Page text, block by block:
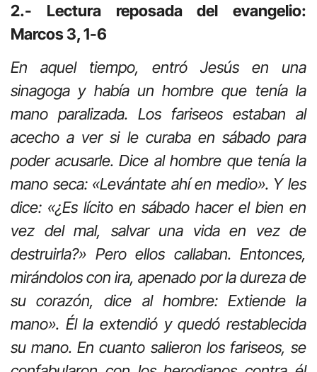
2.- Lectura reposada del evangelio:
Marcos 3, 1-6
En aquel tiempo, entró Jesús en una
sinagoga y había un hombre que tenía la
mano paralizada. Los fariseos estaban al
acecho a ver si le curaba en sábado para
poder acusarle. Dice al hombre que tenía la
mano seca: «Levántate ahí en medio». Y les
dice: «¿Es lícito en sábado hacer el bien en
vez del mal, salvar una vida en vez de
destruirla?» Pero ellos callaban. Entonces,
mirándolos con ira, apenado por la dureza de
su corazón, dice al hombre: Extiende la
mano». Él la extendió y quedó restablecida
su mano. En cuanto salieron los fariseos, se